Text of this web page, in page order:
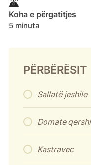
Koha e përgatitjes
5 minuta
PËRBËRËSIT
Sallatë jeshile
Domate qershi
Kastravec